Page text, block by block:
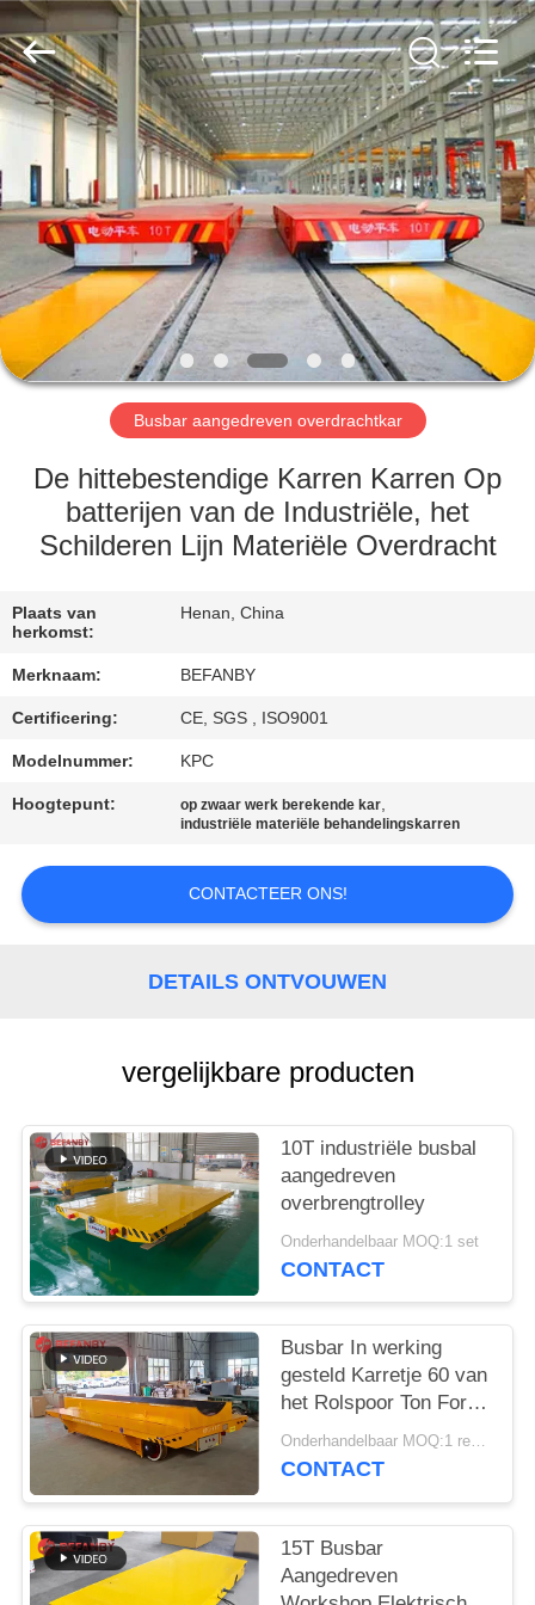
HUIS
PRODUCTEN
ONGEVEER
ONS
FABRIEKSREIS
KWALITEITSCONTROLE
CONTACTEER
VERZOEK
OM EEN
CITAAT
SITEMAP
Hundred
Percent
Electrical
and
Mechanical
Co.,Ltd.
All
Rights
Busbar aangedreven overdrachtkar
De hittebestendige Karren Karren Op
batterijen van de Industriële, het
Schilderen Lijn Materiële Overdracht
Plaats van
herkomst:
Henan, China
Merknaam: BEFANBY
Certificering: CE, SGS , ISO9001
Modelnummer: KPC
Hoogtepunt: op zwaar werk berekende kar,
industriële materiële behandelingskarren
CONTACTEER ONS!
DETAILS ONTVOUWEN
vergelijkbare producten
10T industriële busbal
aangedreven
overbrengtrolley
Onderhandelbaar MOQ:1 set
CONTACT
Busbar In werking
gesteld Karretje 60 van
het Rolspoor Ton For
Factory
Onderhandelbaar MOQ:1 reeks
CONTACT
15T Busbar
Aangedreven